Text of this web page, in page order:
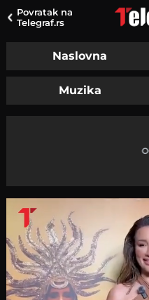
Povratak na
Telegraf.rs
Naslovna
Muzika